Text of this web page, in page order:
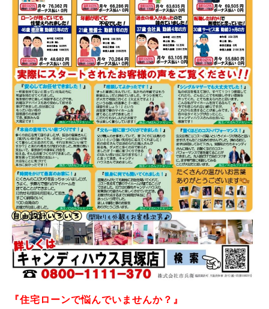
『住宅ローンで悩んでいませんか？』